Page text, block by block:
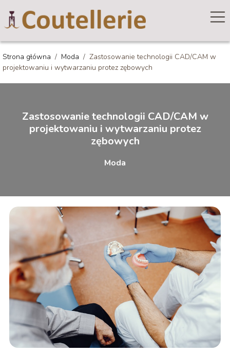
Strona główna / Moda / Zastosowanie technologii CAD/CAM w
projektowaniu i wytwarzaniu protez zębowych
Zastosowanie technologii CAD/CAM w
projektowaniu i wytwarzaniu protez
zębowych
Moda